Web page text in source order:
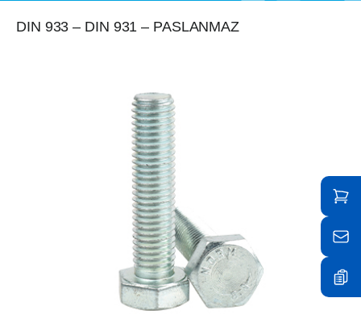
DIN 933 – DIN 931 – PASLANMAZ